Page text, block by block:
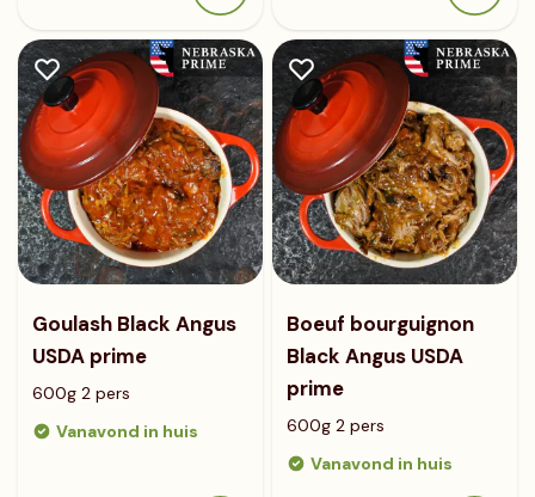
Goulash Black Angus
USDA prime
600g 2 pers
Vanavond in huis
Boeuf bourguignon
Black Angus USDA
prime
600g 2 pers
Vanavond in huis